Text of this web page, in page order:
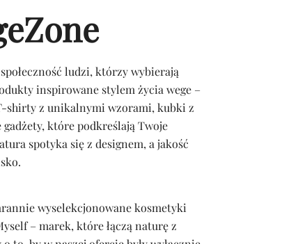
ludzi, którzy wybierają
inspirowane stylem życia wege –
shirty z unikalnymi wzorami, kubki z
które podkreślają Twoje
spotyka się z designem, a jakość
wyselekcjonowane kosmetyki
– marek, które łączą naturę z